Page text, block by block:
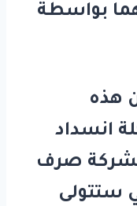
بواسطة
هذه
انسداد
لشركة صرف
ستتولى